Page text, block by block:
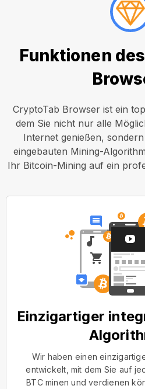
Funktionen
CryptoTab Browser ist ein
dem Sie nicht nur alle
Internet genießen,
eingebauten Mining-
Ihr Bitcoin-Mining auf ein
Einzigartiger
Wir haben einen
entwickelt, mit dem Sie auf
BTC minen und verdienen